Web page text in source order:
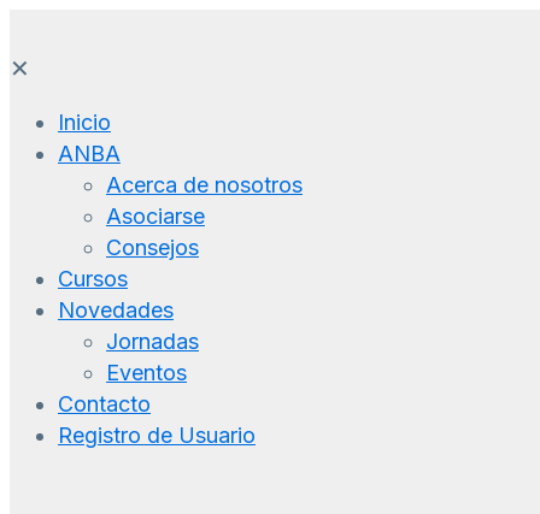
✕
Inicio
ANBA
Acerca de nosotros
Asociarse
Consejos
Cursos
Novedades
Jornadas
Eventos
Contacto
Registro de Usuario